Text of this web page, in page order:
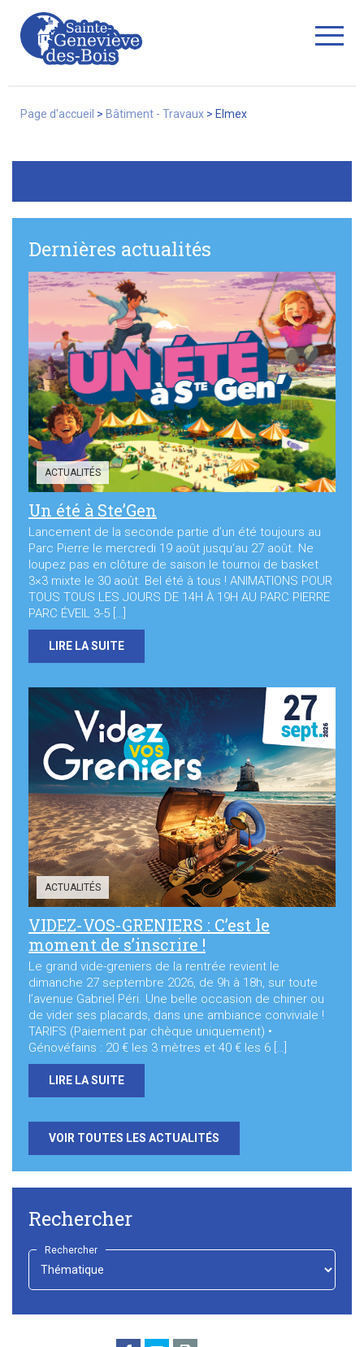
Services
Commerces/associations
Sortir à Ste Gen’
Page d'accueil > Bâtiment - Travaux > Elmex
Dernières actualités
ACTUALITÉS
Un été à Ste’Gen
Lancement de la seconde partie d’un été toujours au
Parc Pierre le mercredi 19 août jusqu’au 27 août. Ne
loupez pas en clôture de saison le tournoi de basket
3×3 mixte le 30 août. Bel été à tous ! ANIMATIONS POUR
TOUS TOUS LES JOURS DE 14H À 19H AU PARC PIERRE
PARC ÉVEIL 3-5 […]
LIRE LA SUITE
ACTUALITÉS
VIDEZ-VOS-GRENIERS : C’est le
moment de s’inscrire !
Le grand vide-greniers de la rentrée revient le
dimanche 27 septembre 2026, de 9h à 18h, sur toute
l’avenue Gabriel Péri. Une belle occasion de chiner ou
de vider ses placards, dans une ambiance conviviale !
TARIFS (Paiement par chèque uniquement) •
Génovéfains : 20 € les 3 mètres et 40 € les 6 […]
LIRE LA SUITE
VOIR TOUTES LES ACTUALITÉS
Rechercher
Rechercher
Choisir